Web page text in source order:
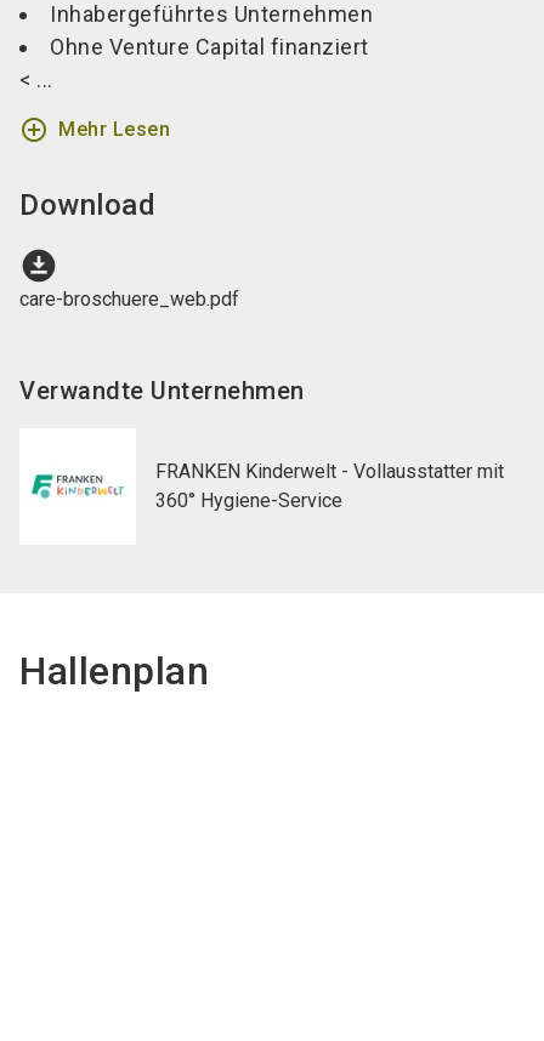
Inhabergeführtes Unternehmen
Ohne Venture Capital finanziert
< ...
add_circle_outline Mehr Lesen
Download
download_for_offline
care-broschuere_web.pdf
Verwandte Unternehmen
FRANKEN Kinderwelt - Vollausstatter mit
360° Hygiene-Service
Hallenplan